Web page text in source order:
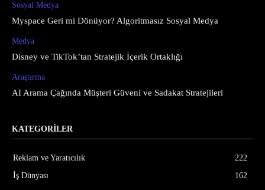
Sosyal Medya
Myspace Geri mi Dönüyor? Algoritmasız Sosyal Medya
Medya
Disney ve TikTok’tan Stratejik İçerik Ortaklığı
Araştırma
AI Arama Çağında Müşteri Güveni ve Sadakat Stratejileri
KATEGORİLER
Reklam ve Yaratıcılık
222
İş Dünyası
162